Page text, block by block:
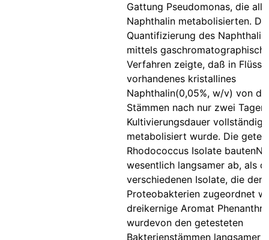
Gattung Pseudomonas, die alle
Naphthalin metabolisierten. Die
Quantifizierung des
mittels
Verfahren zeigte, daß in
vorhandenes kristallines
Naphthalin(0,05%, w/v) von
Stämmen nach nur zwei Tagen
Kultivierungsdauer vollständig
metabolisiert wurde. Die
Rhodococcus Isolate
wesentlich langsamer ab, als
verschiedenen Isolate, die den
Proteobakterien zugeordnet
dreikernige Aromat
wurdevon den getesteten
Bakterienstämmen langsamer